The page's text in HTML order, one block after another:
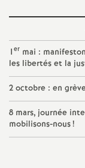
1er mai :
les libertés et la
2 octobre : en
8 mars, journée
mobilisons-nous!